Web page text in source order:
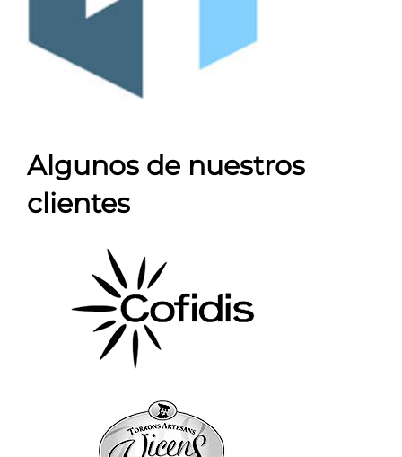
Algunos de nuestros
clientes